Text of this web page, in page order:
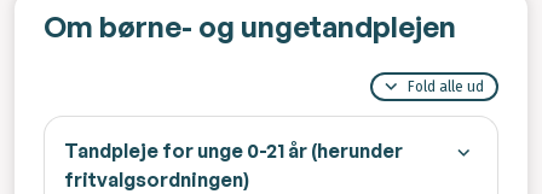
Om børne- og ungetandplejen
Fold alle ud
Tandpleje for unge 0-21 år (herunder
fritvalgsordningen)